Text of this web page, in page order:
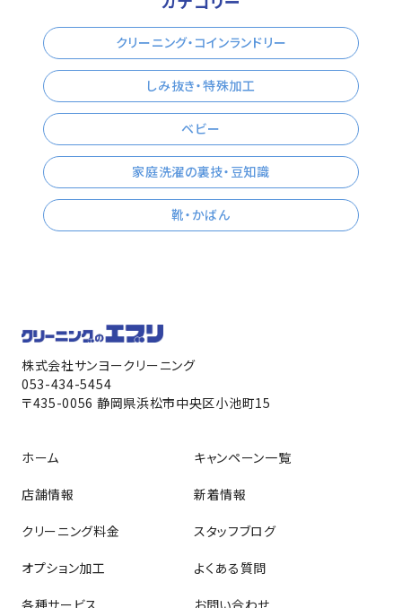
クリーニング・コインランドリー
しみ抜き・特殊加工
ベビー
家庭洗濯の裏技・豆知識
靴・かばん
株式会社サンヨークリーニング
053-434-5454
〒435-0056 静岡県浜松市中央区小池町15
ホーム
店舗情報
クリーニング料金
オプション加工
各種サービス
キャンペーン一覧
新着情報
スタッフブログ
よくある質問
お問い合わせ